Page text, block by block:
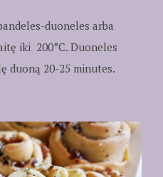
duoneles arba
iki 200°C. Duoneles
duoną 20-25 minutes.